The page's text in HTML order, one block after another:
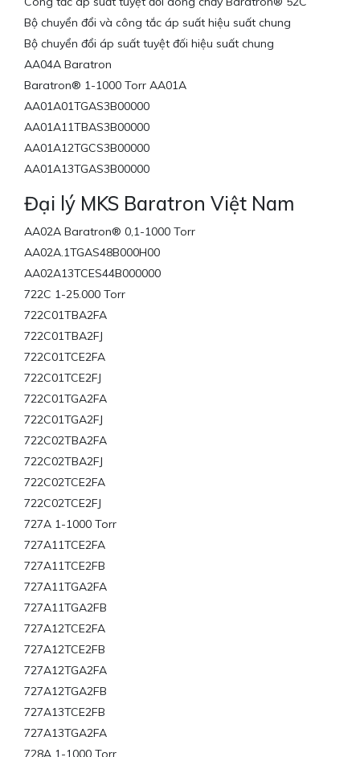
Bộ chuyển đổi và công tắc áp suất hiệu suất chung
Bộ chuyển đổi áp suất tuyệt đối hiệu suất chung
AA04A Baratron
Baratron® 1-1000 Torr AA01A
AA01A01TGAS3B00000
AA01A11TBAS3B00000
AA01A12TGCS3B00000
AA01A13TGAS3B00000
Đại lý MKS Baratron Việt Nam
AA02A Baratron® 0,1-1000 Torr
AA02A.1TGAS48B000H00
AA02A13TCES44B000000
722C 1-25.000 Torr
722C01TBA2FA
722C01TBA2FJ
722C01TCE2FA
722C01TCE2FJ
722C01TGA2FA
722C01TGA2FJ
722C02TBA2FA
722C02TBA2FJ
722C02TCE2FA
722C02TCE2FJ
727A 1-1000 Torr
727A11TCE2FA
727A11TCE2FB
727A11TGA2FA
727A11TGA2FB
727A12TCE2FA
727A12TCE2FB
727A12TGA2FA
727A12TGA2FB
727A13TCE2FB
727A13TGA2FA